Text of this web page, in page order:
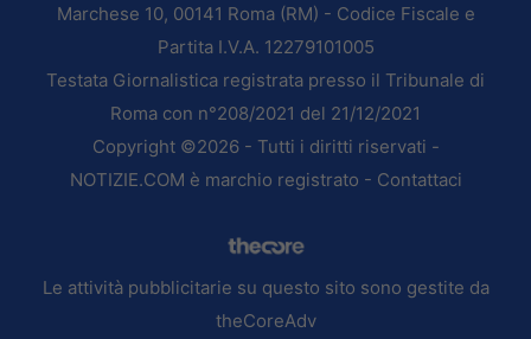
Marchese 10, 00141 Roma (RM) - Codice Fiscale e
Partita I.V.A. 12279101005
Testata Giornalistica registrata presso il Tribunale di
Roma con n°208/2021 del 21/12/2021
Copyright ©2026 - Tutti i diritti riservati -
NOTIZIE.COM è marchio registrato - Contattaci
Le attività pubblicitarie su questo sito sono gestite da
theCoreAdv